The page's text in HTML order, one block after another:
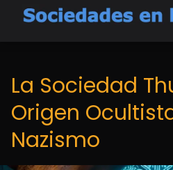
La Sociedad
Origen
Nazismo